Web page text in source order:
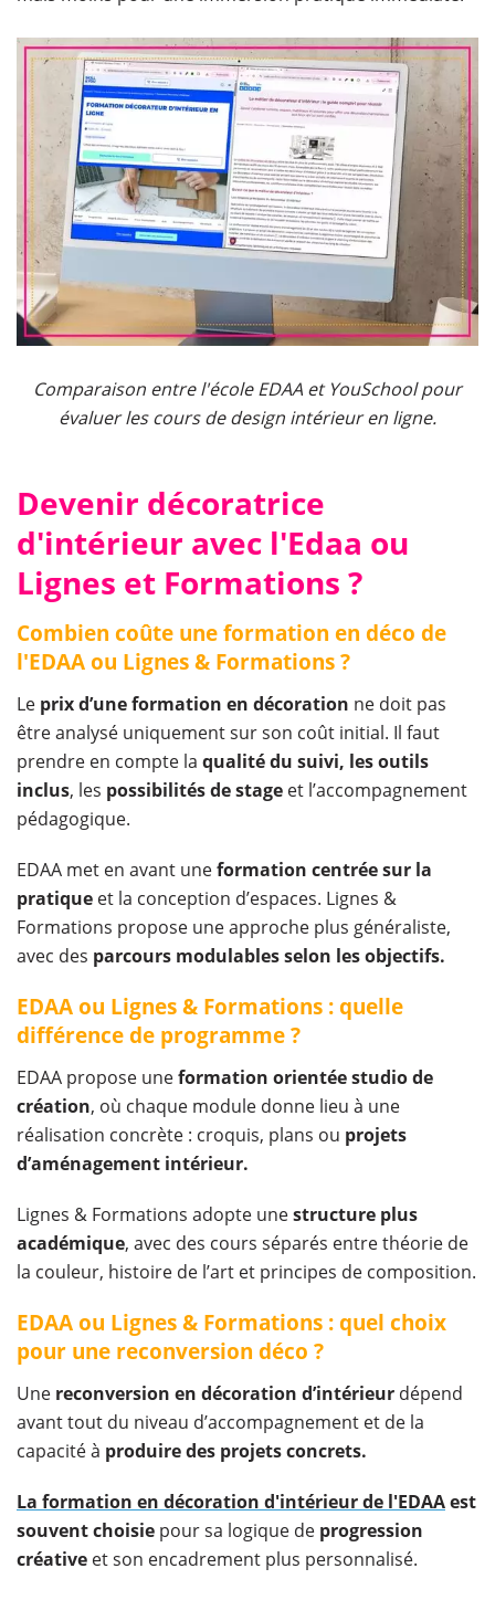
Comparaison entre l'école EDAA et YouSchool pour
évaluer les cours de design intérieur en ligne.
Devenir décoratrice
d'intérieur avec l'Edaa ou
Lignes et Formations ?
Combien coûte une formation en déco de
l'EDAA ou Lignes & Formations ?
Le prix d’une formation en décoration ne doit pas
être analysé uniquement sur son coût initial. Il faut
prendre en compte la qualité du suivi, les outils
inclus, les possibilités de stage et l’accompagnement
pédagogique.
EDAA met en avant uneformation centrée sur la
pratique et la conception d’espaces. Lignes &
Formations propose une approche plus généraliste,
avec des parcours modulables selon les objectifs.
EDAA ou Lignes & Formations : quelle
différence de programme ?
EDAA propose uneformation orientée studio de
création, où chaque module donne lieu à une
réalisation concrète : croquis, plans ou projets
d’aménagement intérieur.
Lignes & Formations adopte unestructure plus
académique, avec des cours séparés entre théorie de
la couleur, histoire de l’art et principes de composition.
EDAA ou Lignes & Formations : quel choix
pour une reconversion déco ?
Une reconversion en décoration d’intérieur dépend
avant tout du niveau d’accompagnement et de la
capacité à produire des projets concrets.
La formation en décoration d'intérieur de l'EDAAest
souvent choisie pour sa logique de progression
créative et son encadrement plus personnalisé.